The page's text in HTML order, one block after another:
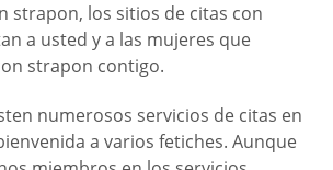
strapon, los sitios de citas con
a usted y a las mujeres que
strapon contigo.
numerosos servicios de citas en
a varios fetiches. Aunque